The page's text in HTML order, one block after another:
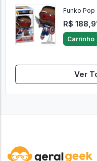
Funko Pop
R$
Carrinho
Ver